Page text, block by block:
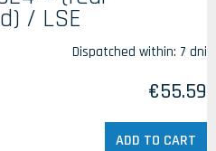
/ LSE
Dispatched within: 7 dni
€55.59
ADD TO CART